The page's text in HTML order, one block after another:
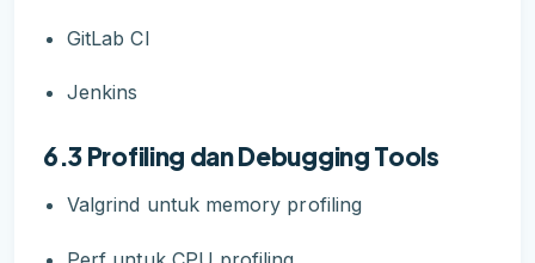
GitLab CI
Jenkins
6.3 Profiling dan Debugging Tools
Valgrind untuk memory profiling